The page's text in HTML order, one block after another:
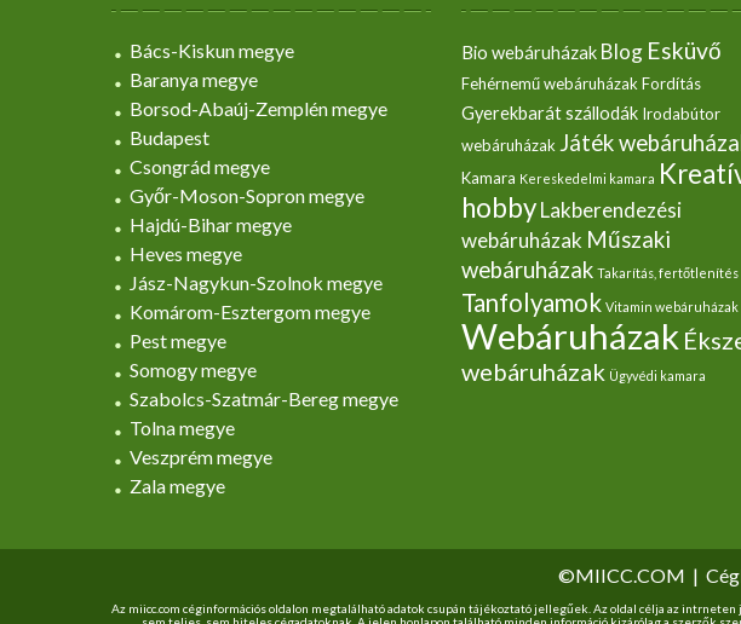
Bács-Kiskun megye
Baranya megye
Borsod-Abaúj-Zemplén megye
Budapest
Csongrád megye
Győr-Moson-Sopron megye
Hajdú-Bihar megye
Heves megye
Jász-Nagykun-Szolnok megye
Komárom-Esztergom megye
Pest megye
Somogy megye
Szabolcs-Szatmár-Bereg megye
Tolna megye
Veszprém megye
Zala megye
Bio webáruházak Blog Esküvő
Fehérnemű webáruházak Fordítás
Gyerekbarát szállodák Irodabútor
webáruházak Játék
Kamara Kereskedelmi kamara
hobby Lakberendezési
webáruházak Műszaki
webáruházak Takarítás, fertőtlenítés
Tanfolyamok Vitamin webáruházak
Webáruházak
webáruházak Ügyvédi kamara
©MIICC.COM |
Az miicc.com céginformációs oldalon megtalálható adatok csupán tájékoztató jellegűek. Az oldal célja az